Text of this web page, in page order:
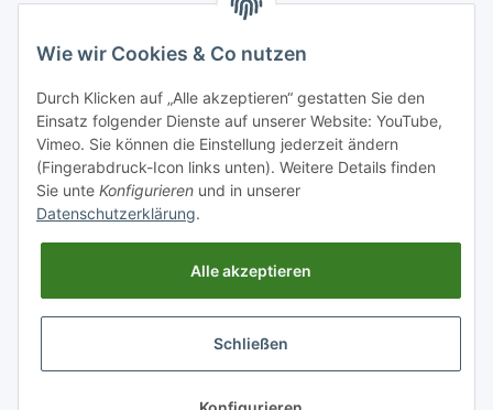
Versandarten
Versand nach
Gesetzliche Informationen
* Alle Preise inkl. gesetzlicher USt., zzgl.Versand
Wie wir Cookies & Co nutzen
Durch Klicken auf „Alle akzeptieren“ gestatten Sie den
Einsatz folgender Dienste auf unserer Website: YouTube,
Vimeo. Sie können die Einstellung jederzeit ändern
(Fingerabdruck-Icon links unten). Weitere Details finden
Sie unte Konfigurieren und in unserer
Datenschutzerklärung.
Alle akzeptieren
Schließen